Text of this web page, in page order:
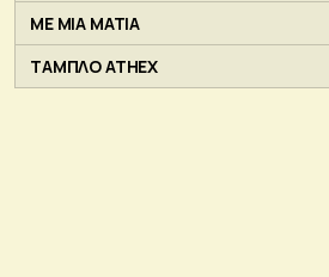
ΜΕ ΜΙΑ ΜΑΤΙΑ
ΤΑΜΠΛΟ ATHEX